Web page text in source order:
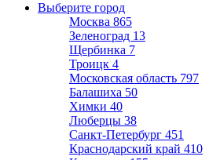
Выберите город
Москва 865
Зеленоград 13
Щербинка 7
Троицк 4
Московская область 797
Балашиха 50
Химки 40
Люберцы 38
Санкт-Петербург 451
Краснодарский край 410